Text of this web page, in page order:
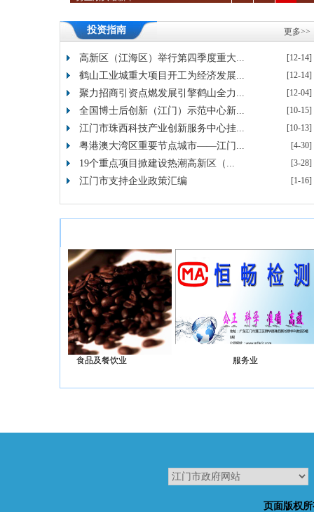
1
投资指南 更多>>
高新区（江海区）举行第四季度重大... [12-14]
鹤山工业城重大项目开工为经济发展... [12-14]
聚力招商引资点燃发展引擎鹤山全力... [12-04]
全国博士后创新（江门）示范中心新... [10-15]
江门市珠西科技产业创新服务中心挂... [10-13]
粤港澳大湾区重要节点城市——江门... [4-30]
19个重点项目掀建设热潮高新区（... [3-28]
江门市支持企业政策汇编 [1-16]
食品及餐饮业 服务业
万众瞩目，逐梦星辰，李
页面版权